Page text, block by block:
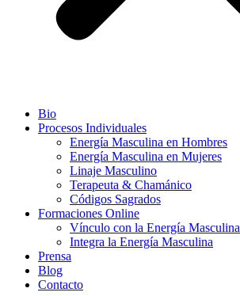
Bio
Procesos Individuales
Energía Masculina en Hombres
Energía Masculina en Mujeres
Linaje Masculino
Terapeuta & Chamánico
Códigos Sagrados
Formaciones Online
Vínculo con la Energía Masculina
Integra la Energía Masculina
Prensa
Blog
Contacto